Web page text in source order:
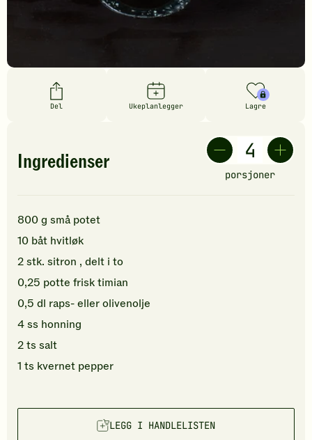
Del Ukeplanlegger Lagre
Ingredienser
porsjoner
800g små potet
10 båt hvitløk
2stk. sitron , delt i to
0,25 potte frisk timian
0,5 dl raps- ellerolivenolje
4ss honning
2ts salt
1 ts kvernet pepper
LEGG I HANDLELISTEN